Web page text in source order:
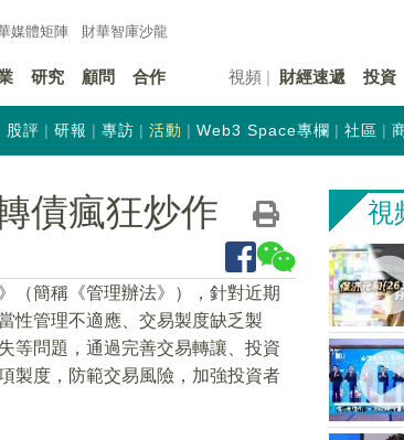
媒體矩陣 財華智庫沙龍
研究 顧問 合作 視頻 財經速遞 投資
股評 研報 專訪 活動 Web3 Space專欄 社區
債瘋狂炒作
（簡稱《管理辦法》），針對近期
性管理不適應、交易製度缺乏製
等問題，通過完善交易轉讓、投資
製度，防範交易風險，加強投資者
視